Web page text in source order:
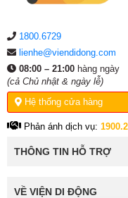
1800.6729
lienhe@viendidong.com
08:00 – 21:00 hàng ngày
(cả Chủ nhật & ngày lễ)
Hệ thống cửa hàng
Phản ánh dịch vụ:
THÔNG TIN HỖ TRỢ
VỀ VIỆN DI ĐỘNG